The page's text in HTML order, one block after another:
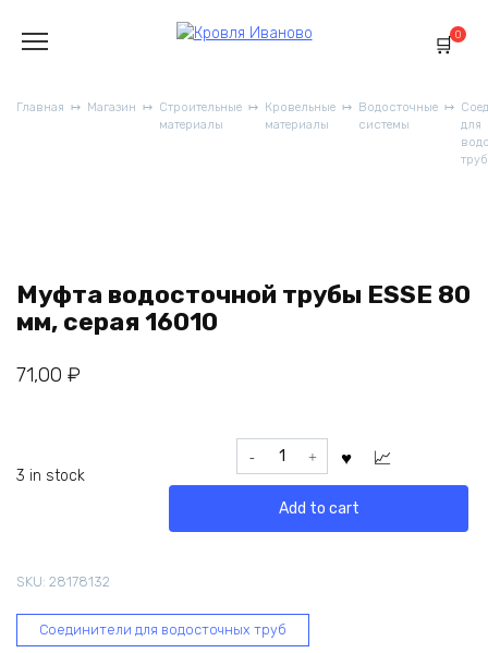
содержанию
0
Главная Магазин
Строительные
материалы
Кровельные
материалы
Водосточные
системы
для
труб
Муфта водосточной трубы ESSE 80
мм, серая 16010
71,00 ₽
3 in stock
Муфта
водосточной
quantity
Add to cart
SKU: 28178132
Соединители для водосточных труб